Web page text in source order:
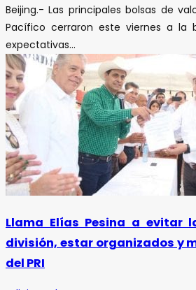
Beijing.- Las principales bolsas de
Pacífico cerraron este viernes a la
expectativas...
Llama Elías Pesina a evitar
división, estar organizados y
del PRI